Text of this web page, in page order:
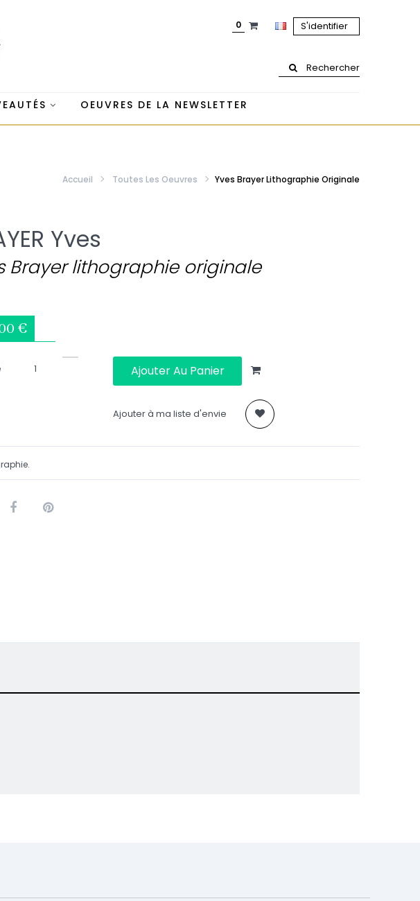
S'identifier
0
Rechercher
OEUVRES DE LA NEWSLETTER
Accueil Toutes Les Oeuvres Yves Brayer Lithographie Originale
Yves
Brayer lithographie originale
€
Ajouter Au Panier
Ajouter à ma liste d'envie